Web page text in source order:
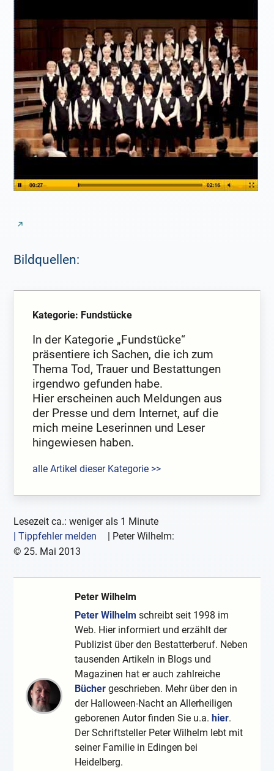
Bildquellen:
Kategorie: Fundstücke
In der Kategorie „Fundstücke“
präsentiere ich Sachen, die ich zum
Thema Tod, Trauer und Bestattungen
irgendwo gefunden habe.
Hier erscheinen auch Meldungen aus
der Presse und dem Internet, auf die
mich meine Leserinnen und Leser
hingewiesen haben.
alle Artikel dieser Kategorie >>
Lesezeit ca.: weniger als 1 Minute
| Tippfehler melden
Peter Wilhelm:
©25. Mai 2013
Peter Wilhelm
Peter Wilhelm schreibt seit 1998 im
Web. Hier informiert und erzählt der
Publizist über den Bestatterberuf. Neben
tausenden Artikeln in Blogs und
Magazinen hat er auch zahlreiche
Bücher geschrieben. Mehr über den in
der Halloween-Nacht an Allerheiligen
geborenen Autor finden Sie u.a. hier.
Der Schriftsteller Peter Wilhelm lebt mit
seiner Familie in Edingen bei
Heidelberg.